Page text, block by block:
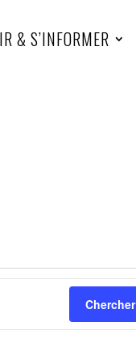
& S’INFORMER
Chercher